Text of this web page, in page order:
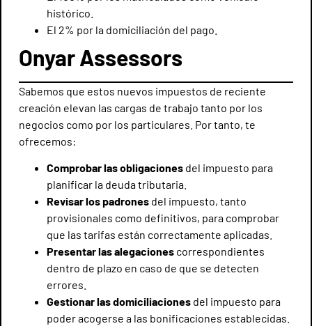
histórico.
El 2% por la domiciliación del pago.
Onyar Assessors
Sabemos que estos nuevos impuestos de reciente
creación elevan las cargas de trabajo tanto por los
negocios como por los particulares. Por tanto, te
ofrecemos:
Comprobar las obligaciones del impuesto para
planificar la deuda tributaria.
Revisar los padrones del impuesto, tanto
provisionales como definitivos, para comprobar
que las tarifas están correctamente aplicadas.
Presentar las alegaciones correspondientes
dentro de plazo en caso de que se detecten
errores.
Gestionar las domiciliaciones del impuesto para
poder acogerse a las bonificaciones establecidas.